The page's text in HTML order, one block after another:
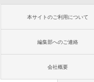
本サイトのご利用について
編集部へのご連絡
会社概要